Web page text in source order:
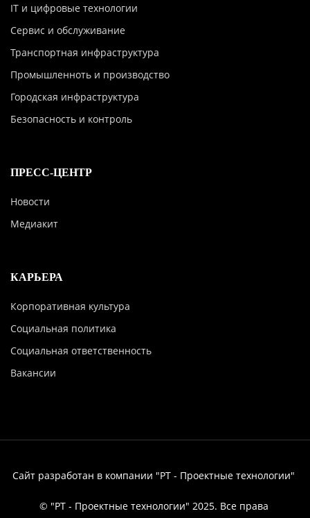
IT и цифровые технологии
Сервис и обслуживание
Транспортная инфраструктура
Промышленноть и производство
Городская инфраструктура
Безопасность и контроль
ПРЕСС-ЦЕНТР
Новости
Медиакит
КАРЬЕРА
Корпоративная культура
Социальная политика
Социальная ответственность
Вакансии
Сайт разработан в компании "РТ - Проектные технологии"
© "РТ - Проектные технологии" 2025. Все права